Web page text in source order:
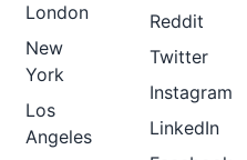
London
New
York
Los
Angeles
Reddit
Twitter
Instagram
LinkedIn